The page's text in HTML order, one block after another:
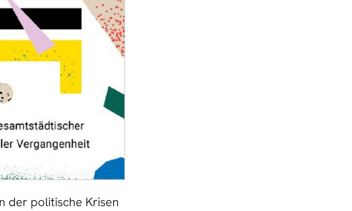
der politische Krisen